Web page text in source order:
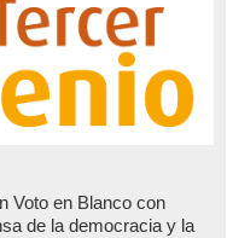
Voto en Blanco con
de la democracia y la